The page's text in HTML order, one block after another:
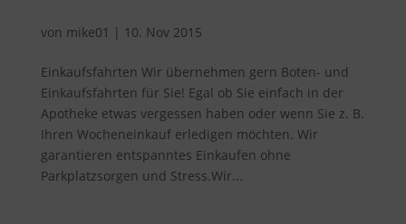
von mike01 | 10. Nov 2015
Einkaufsfahrten Wir übernehmen gern Boten- und
Einkaufsfahrten für Sie! Egal ob Sie einfach in der
Apotheke etwas vergessen haben oder wenn Sie z. B.
Ihren Wocheneinkauf erledigen möchten. Wir
garantieren entspanntes Einkaufen ohne
Parkplatzsorgen und Stress.Wir...